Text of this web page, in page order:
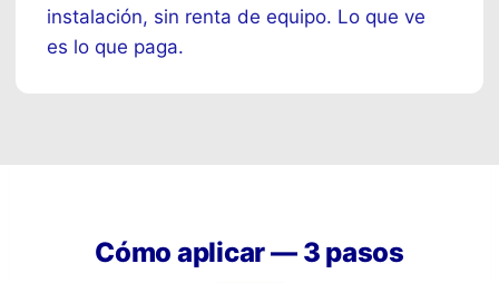
instalación, sin renta de equipo. Lo que ve
es lo que paga.
Cómo aplicar — 3 pasos